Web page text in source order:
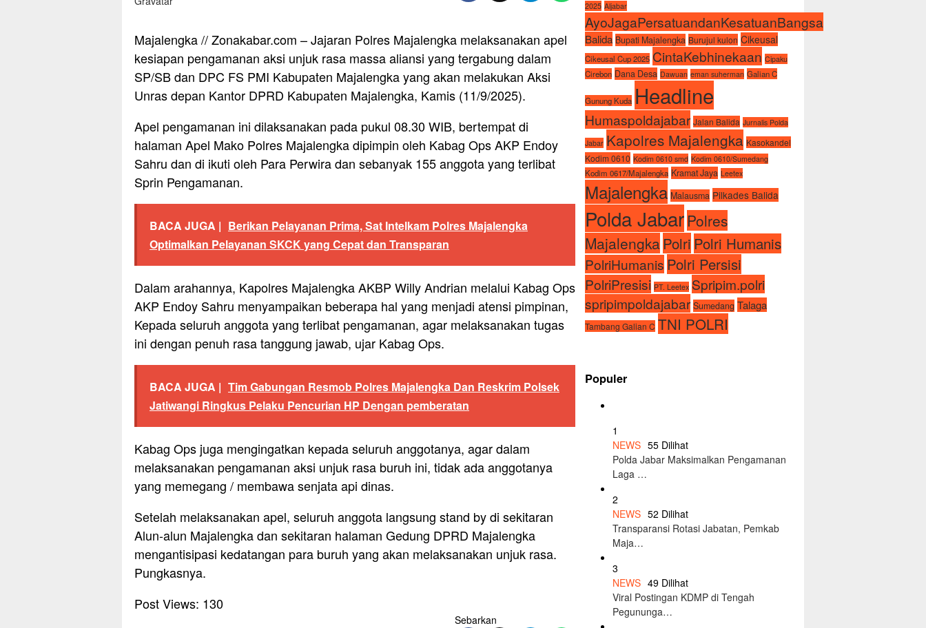
Majalengka // Zonakabar.com – Jajaran Polres Majalengka melaksanakan apel
kesiapan pengamanan aksi unjuk rasa massa aliansi yang tergabung dalam
SP/SB dan DPC FS PMI Kabupaten Majalengka yang akan melakukan Aksi
Unras depan Kantor DPRD Kabupaten Majalengka, Kamis (11/9/2025).
Apel pengamanan ini dilaksanakan pada pukul 08.30 WIB, bertempat di
halaman Apel Mako Polres Majalengka dipimpin oleh Kabag Ops AKP Endoy
Sahru dan di ikuti oleh Para Perwira dan sebanyak 155 anggota yang terlibat
Sprin Pengamanan.
BACA JUGA | Berikan Pelayanan Prima, Sat Intelkam Polres Majalengka
Optimalkan Pelayanan SKCK yang Cepat dan Transparan
Dalam arahannya, Kapolres Majalengka AKBP Willy Andrian melalui Kabag Ops
AKP Endoy Sahru menyampaikan beberapa hal yang menjadi atensi pimpinan,
Kepada seluruh anggota yang terlibat pengamanan, agar melaksanakan tugas
ini dengan penuh rasa tanggung jawab, ujar Kabag Ops.
BACA JUGA | Tim Gabungan Resmob Polres Majalengka Dan Reskrim Polsek
Jatiwangi Ringkus Pelaku Pencurian HP Dengan pemberatan
Kabag Ops juga mengingatkan kepada seluruh anggotanya, agar dalam
melaksanakan pengamanan aksi unjuk rasa buruh ini, tidak ada anggotanya
yang memegang / membawa senjata api dinas.
Setelah melaksanakan apel, seluruh anggota langsung stand by di sekitaran
Alun-alun Majalengka dan sekitaran halaman Gedung DPRD Majalengka
mengantisipasi kedatangan para buruh yang akan melaksanakan unjuk rasa.
Pungkasnya.
Post Views: 130
Sebarkan
2025 Aljabar
AyoJagaPersatuandanKesatuanBangsa
Balida Bupati Majalengka Burujul kulon Cikeusal
Cikeusal Cup 2025 CintaKebhinekaan Cipaku
Cirebon Dana Desa Dawuan eman suherman Galian C
Gunung Kuda Headline
Humaspoldajabar Jalan Balida Jurnalis Polda
Jabar Kapolres Majalengka Kasokandel
Kodim 0610 Kodim 0610 smd Kodim 0610/Sumedang
Kodim 0617/Majalengka Kramat Jaya Leetex
Majalengka Malausma Pilkades Balida
Polda Jabar Polres
MajalengkaPolri Polri Humanis
PolriHumanis Polri Persisi
PolriPresisi PT. Leetex Spripim.polri
spripimpoldajabar Sumedang Talaga
Tambang Galian C TNI POLRI
Populer
1
NEWS 55 Dilihat
Polda Jabar Maksimalkan Pengamanan
Laga …
2
NEWS 52 Dilihat
Transparansi Rotasi Jabatan, Pemkab
Maja…
3
NEWS 49 Dilihat
Viral Postingan KDMP di Tengah
Pegununga…